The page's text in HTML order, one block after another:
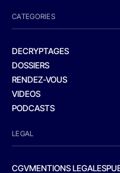
CATEGORIES
DECRYPTAGES
DOSSIERS
RENDEZ-VOUS
VIDEOS
PODCASTS
LEGAL
CGVMENTIONS LEGALES